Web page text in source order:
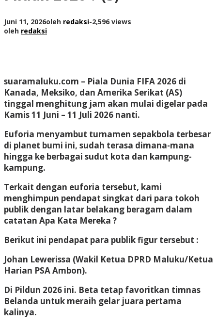
Juni 11, 2026oleh redaksi-2,596 views
oleh redaksi
suaramaluku.com – Piala Dunia FIFA 2026 di
Kanada, Meksiko, dan Amerika Serikat (AS)
tinggal menghitung jam akan mulai digelar pada
Kamis 11 Juni – 11 Juli 2026 nanti.
Euforia menyambut turnamen sepakbola terbesar
di planet bumi ini, sudah terasa dimana-mana
hingga ke berbagai sudut kota dan kampung-
kampung.
Terkait dengan euforia tersebut, kami
menghimpun pendapat singkat dari para tokoh
publik dengan latar belakang beragam dalam
catatan Apa Kata Mereka ?
Berikut ini pendapat para publik figur tersebut :
Johan Lewerissa (Wakil Ketua DPRD Maluku/Ketua
Harian PSA Ambon).
Di Pildun 2026 ini. Beta tetap favoritkan timnas
Belanda untuk meraih gelar juara pertama
kalinya.